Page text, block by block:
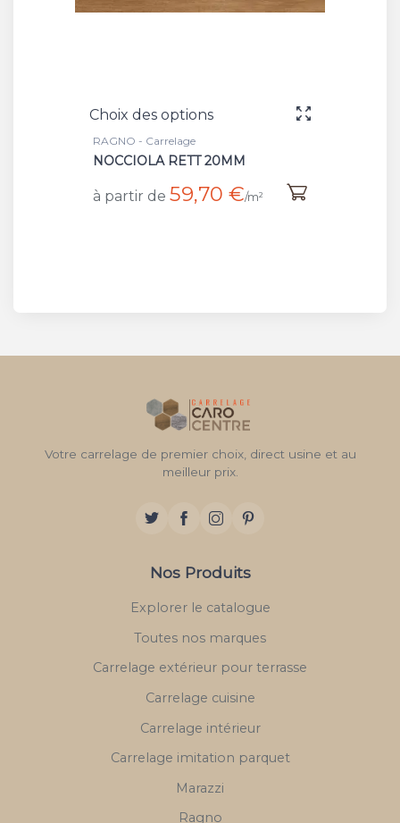
Choix des options
RAGNO - Carrelage
NOCCIOLA RETT 20MM
à partir de 59,70 €/m²
Votre carrelage de premier choix, direct usine et au
meilleur prix.
Nos Produits
Explorer le catalogue
Toutes nos marques
Carrelage extérieur pour terrasse
Carrelage cuisine
Carrelage intérieur
Carrelage imitation parquet
Marazzi
Ragno